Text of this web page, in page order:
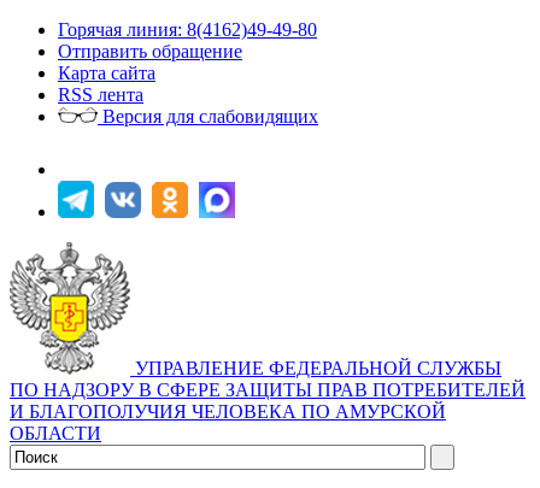
Горячая линия: 8(4162)49-49-80
Отправить обращение
Карта сайта
RSS лента
Версия для слабовидящих
УПРАВЛЕНИЕ ФЕДЕРАЛЬНОЙ СЛУЖБЫ
ПО НАДЗОРУ В СФЕРЕ ЗАЩИТЫ ПРАВ ПОТРЕБИТЕЛЕЙ
И БЛАГОПОЛУЧИЯ ЧЕЛОВЕКА ПО АМУРСКОЙ
ОБЛАСТИ